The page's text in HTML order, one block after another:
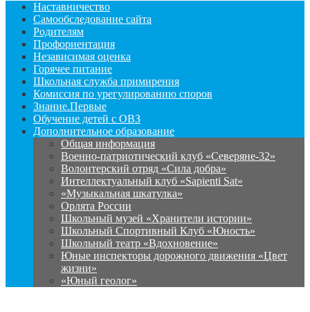
Наставничество
Самообследование сайта
Родителям
Профориентация
Независимая оценка
Горячее питание
Школьная служба примирения
Комиссия по урегулированию споров
Знание.Первые
Обучение детей с ОВЗ
Дополнительное образование
Общая информация
Военно-патриотический клуб «Северяне-32»
Волонтерский отряд «Сила добра»
Интеллектуальный клуб «Sapienti Sat»
«Музыкальная шкатулка»
Орлята России
Школьный музей «Хранители истории»
Школьный Спортивный Клуб «Юность»
Школьный театр «Вдохновение»
Юные инспекторы дорожного движения «Цвет
жизни»
«Юный геолог»